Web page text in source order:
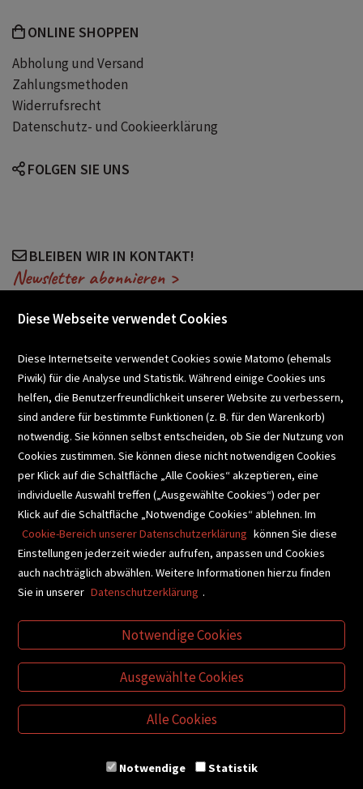
ONLINE SHOPPEN
Abholung und Versand
Zahlungsmethoden
Widerrufsrecht
Datenschutz- und Cookieerklärung
FOLGEN SIE UNS
BLEIBEN WIR IN KONTAKT!
Newsletter abonnieren >
SCHULBUCHSERVICE
BUCHEMPFEHLUNGEN
BIBLIOTHEKSSERVICE
VIDEO-TIPPS
VERTRAG WIDERRUFEN
© Buchhandlung Plautz GmbH
Diese Webseite verwendet Cookies
Diese Internetseite verwendet Cookies sowie Matomo (ehemals
Piwik) für die Analyse und Statistik. Während einige Cookies uns
helfen, die Benutzerfreundlichkeit unserer Website zu verbessern,
sind andere für bestimmte Funktionen (z. B. für den Warenkorb)
notwendig. Sie können selbst entscheiden, ob Sie der Nutzung von
Cookies zustimmen. Sie können diese nicht notwendigen Cookies
per Klick auf die Schaltfläche „Alle Cookies“ akzeptieren, eine
individuelle Auswahl treffen („Ausgewählte Cookies“) oder per
Klick auf die Schaltfläche „Notwendige Cookies“ ablehnen. Im
Cookie-Bereich unserer Datenschutzerklärung können Sie diese
Einstellungen jederzeit wieder aufrufen, anpassen und Cookies
auch nachträglich abwählen. Weitere Informationen hierzu finden
Sie in unserer Datenschutzerklärung .
Notwendige Cookies
Ausgewählte Cookies
Alle Cookies
Notwendige Statistik